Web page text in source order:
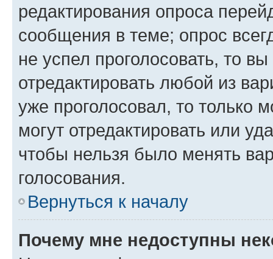
редактирования опроса
сообщения в теме; опрос
не успел проголосовать, то
отредактировать любой из
уже проголосовал, то только
могут отредактировать или
чтобы нельзя было менять
голосования.
Вернуться к началу
Почему мне недоступны